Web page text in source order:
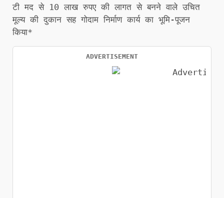
टी मद से 10 लाख रुपए की लागत से बनने वाले उचित
मूल्य की दुकान सह गोदाम निर्माण कार्य का भूमि-पूजन
किया*
ADVERTISEMENT